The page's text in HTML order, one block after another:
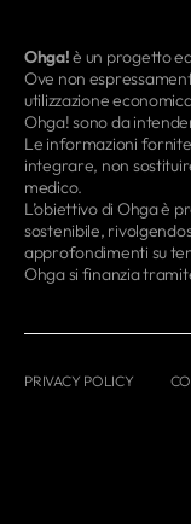
Ohga!è un progetto
Ove non
utilizzazione
Ohga! sono da
Le informazioni
integrare, non
medico.
L’obiettivo di Ohga è
sostenibile,
approfondimenti su
Ohga si finanzia
PRIVACY POLICY